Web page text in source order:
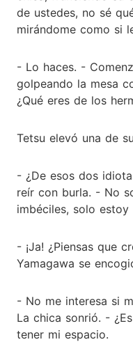
de ustedes, no sé
mirándome como si
- Lo haces. -
golpeando la mesa
¿Qué eres de los
Tetsu elevó una de
- ¿De esos dos
reír con burla. - No
imbéciles, solo
- ¡Ja! ¿Piensas que
Yamagawa se
- No me interesa si
La chica sonrió. -
tener mi espacio.